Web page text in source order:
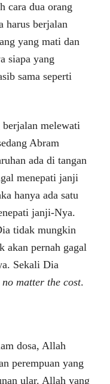
cara dua orang
harus berjalan
yang mati dan
siapa yang
sama seperti
berjalan melewati
Abram
ada di tangan
menepati janji
hanya ada satu
janji-Nya.
tidak mungkin
akan pernah gagal
Sekali Dia
no matter the cost.
dosa, Allah
perempuan yang
ular. Allah yang